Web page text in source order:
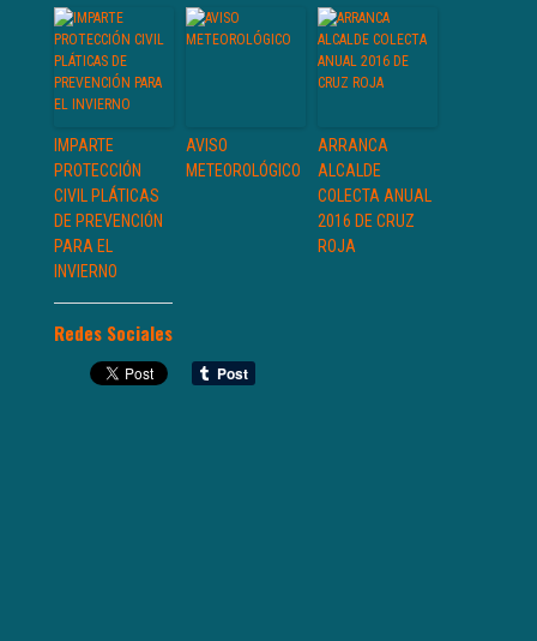
IMPARTE
PROTECCIÓN
CIVIL PLÁTICAS
DE PREVENCIÓN
PARA EL
INVIERNO
AVISO
METEOROLÓGICO
ARRANCA
ALCALDE
COLECTA ANUAL
2016 DE CRUZ
ROJA
Redes Sociales